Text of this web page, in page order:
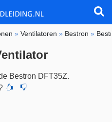
»Ventilatoren » Bestron »
Bestron DFT35Z.